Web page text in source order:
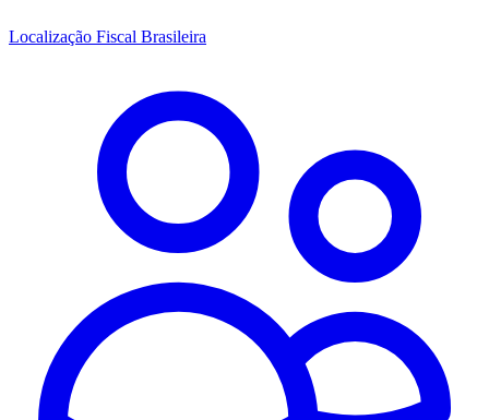
Localização Fiscal Brasileira